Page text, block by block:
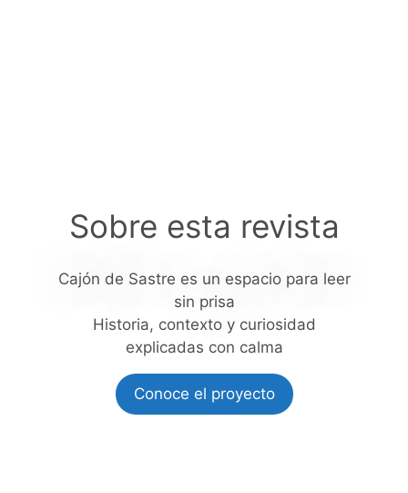
Sobre esta revista
Cajón de Sastre es un espacio para leer
sin prisa
Historia, contexto y curiosidad
explicadas con calma
Conoce el proyecto